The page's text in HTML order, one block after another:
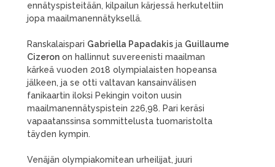
ennätyspisteitään, kilpailun kärjessä herkuteltiin
jopa maailmanennätyksellä.
Ranskalaispari Gabriella Papadakis ja Guillaume
Cizeron on hallinnut suvereenisti maailman
kärkeä vuoden 2018 olympialaisten hopeansa
jälkeen, ja se otti valtavan kansainvälisen
fanikaartin iloksi Pekingin voiton uusin
maailmanennätyspistein 226,98. Pari keräsi
vapaatanssinsa sommittelusta tuomaristolta
täyden kympin.
Venäjän olympiakomitean urheilijat, juuri